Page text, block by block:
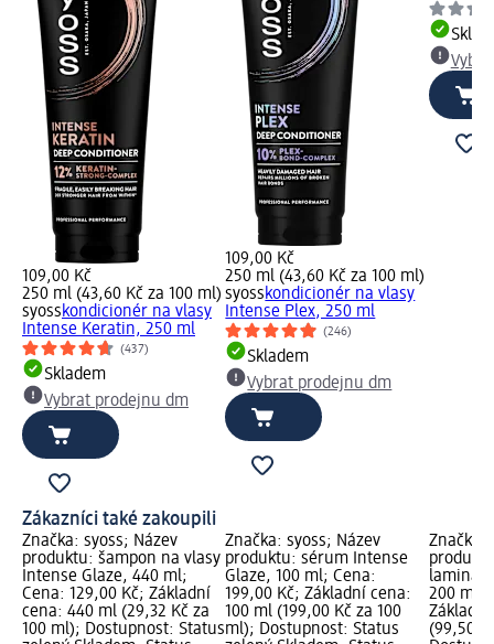
109,00 Kč
250 ml (43,60 Kč za 100 ml)
syosskondicionér na vlasy
Intense Keratin, 250 ml
(437)
Skladem
Vybrat prodejnu dm
109,00 Kč
250 ml (43,60 Kč za 100 ml)
syosskondicionér na vlasy
Intense Plex, 250 ml
(246)
Skladem
Vybrat prodejnu dm
Zákazníci také zakoupili
Značka: syoss; Název
produktu: šampon na vlasy
Intense Glaze, 440 ml;
Cena: 129,00 Kč; Základní
cena: 440 ml (29,32 Kč za
100 ml); Dostupnost: Status
Značka: syoss; Název
produktu: sérum Intense
Glaze, 100 ml; Cena:
199,00 Kč; Základní cena:
100 ml (199,00 Kč za 100
ml); Dostupnost: Status
Značka:
200 ml;
(99,50